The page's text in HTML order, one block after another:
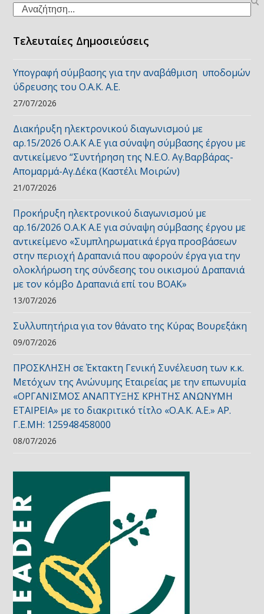
Search
Τελευταίες Δημοσιεύσεις
Υπογραφή σύμβασης για την αναβάθμιση υποδομών
ύδρευσης του Ο.Α.Κ. Α.Ε.
27/07/2026
Διακήρυξη ηλεκτρονικού διαγωνισμού με
αρ.15/2026 Ο.Α.Κ Α.Ε για σύναψη σύμβασης έργου με
αντικείμενο “Συντήρηση της Ν.Ε.Ο. Αγ.Βαρβάρας-
Απομαρμά-Αγ.Δέκα (Καστέλι Μοιρών)
21/07/2026
Προκήρυξη ηλεκτρονικού διαγωνισμού με
αρ.16/2026 Ο.Α.Κ Α.Ε για σύναψη σύμβασης έργου με
αντικείμενο «Συμπληρωματικά έργα προσβάσεων
στην περιοχή Δραπανιά που αφορούν έργα για την
ολοκλήρωση της σύνδεσης του οικισμού Δραπανιά
με τον κόμβο Δραπανιά επί του ΒΟΑΚ»
13/07/2026
Συλλυπητήρια για τον θάνατο της Κύρας Βουρεξάκη
09/07/2026
ΠΡΟΣΚΛΗΣΗ σε Έκτακτη Γενική Συνέλευση των κ.κ.
Μετόχων της Ανώνυμης Εταιρείας με την επωνυμία
«ΟΡΓΑΝΙΣΜΟΣ ΑΝΑΠΤΥΞΗΣ ΚΡΗΤΗΣ ΑΝΩΝΥΜΗ
ΕΤΑΙΡΕΙΑ» με το διακριτικό τίτλο «Ο.Α.Κ. Α.Ε.» ΑΡ.
Γ.Ε.ΜΗ: 125948458000
08/07/2026